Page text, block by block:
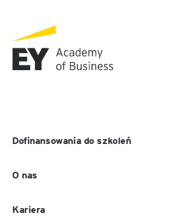
Dofinansowania do szkoleń
O nas
Kariera